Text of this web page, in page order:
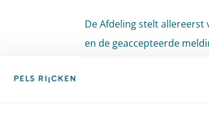
De Afdeling stelt allereerst
en de geaccepteerde